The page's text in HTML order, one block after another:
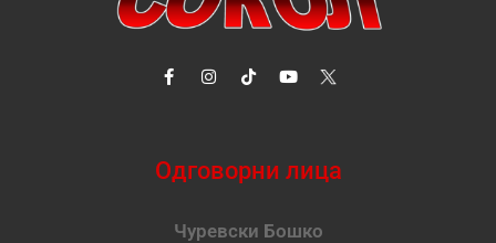
Одговорни лица
Чуревски Бошко